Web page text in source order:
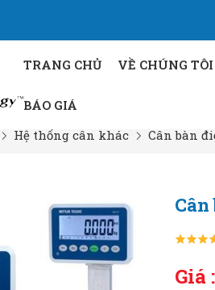
TRANG CHỦ VỀ CHÚNG TÔI
BÁO GIÁ
Hệ thống cân khác Cân bàn
Cân
Giá